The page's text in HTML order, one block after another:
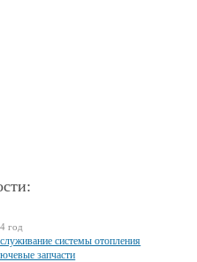
год
системы отопления
запчасти